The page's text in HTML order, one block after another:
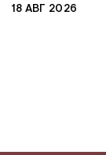
18 АВГ 2026